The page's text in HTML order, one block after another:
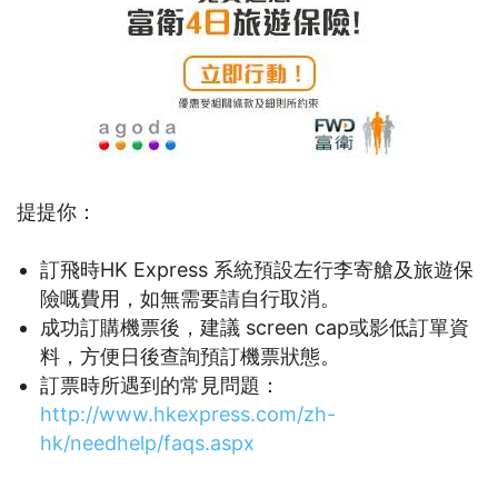
提提你：
訂飛時HK Express 系統預設左行李寄艙及旅遊保
險嘅費用，如無需要請自行取消。
成功訂購機票後，建議 screen cap或影低訂單資
料，方便日後查詢預訂機票狀態。
訂票時所遇到的常見問題：
http://www.hkexpress.com/zh-
hk/needhelp/faqs.aspx